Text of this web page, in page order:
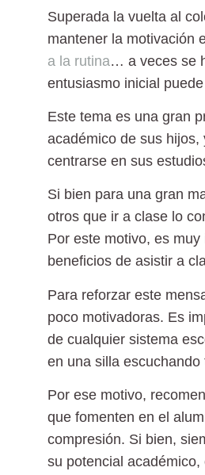
Superada la vuelta al
mantener la motivación
a la rutina… a veces se
entusiasmo inicial
Este tema es una gran
académico de sus
centrarse en sus
Si bien para una gran
otros que ir a clase lo
Por este motivo, es
beneficios de asistir a
Para reforzar este
poco motivadoras. Es
de cualquier sistema
en una silla
Por ese motivo,
que fomenten en el
compresión. Si bien,
su potencial